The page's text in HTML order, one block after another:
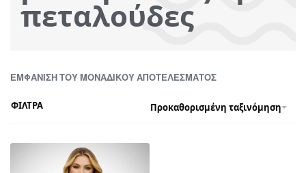
πεταλούδες
ΕΜΦΆΝΙΣΗ ΤΟΥ ΜΟΝΑΔΙΚΟΎ ΑΠΟΤΕΛΈΣΜΑΤΟΣ
Προκαθορισμένη ταξινόμηση
ΦΙΛΤΡΑ